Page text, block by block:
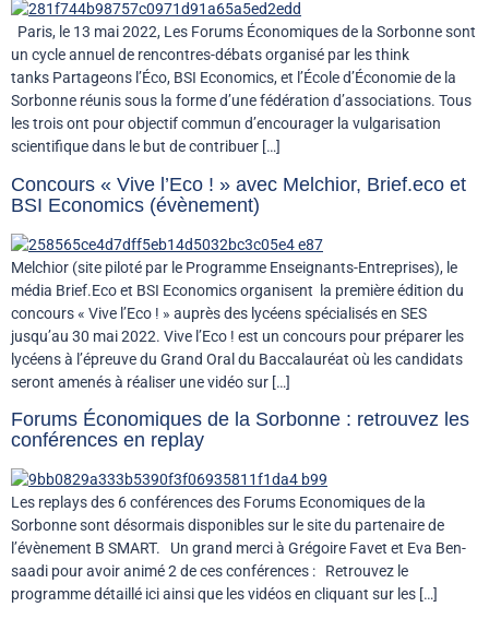
Paris, le 13 mai 2022, Les Forums Économiques de la Sorbonne sont
un cycle annuel de rencontres-débats organisé par les think
tanks Partageons l’Éco, BSI Economics, et l’École d’Économie de la
Sorbonne réunis sous la forme d’une fédération d’associations. Tous
les trois ont pour objectif commun d’encourager la vulgarisation
scientifique dans le but de contribuer […]
Concours « Vive l’Eco ! » avec Melchior, Brief.eco et
BSI Economics (évènement)
Melchior (site piloté par le Programme Enseignants-Entreprises), le
média Brief.Eco et BSI Economics organisent la première édition du
concours « Vive l’Eco ! » auprès des lycéens spécialisés en SES
jusqu’au 30 mai 2022. Vive l’Eco ! est un concours pour préparer les
lycéens à l’épreuve du Grand Oral du Baccalauréat où les candidats
seront amenés à réaliser une vidéo sur […]
Forums Économiques de la Sorbonne : retrouvez les
conférences en replay
Les replays des 6 conférences des Forums Economiques de la
Sorbonne sont désormais disponibles sur le site du partenaire de
l’évènement B SMART. Un grand merci à Grégoire Favet et Eva Ben-
saadi pour avoir animé 2 de ces conférences : Retrouvez le
programme détaillé ici ainsi que les vidéos en cliquant sur les […]